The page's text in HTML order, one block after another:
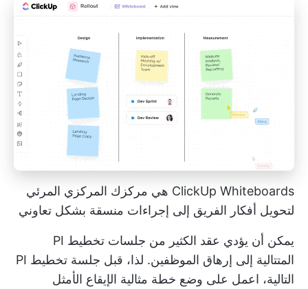
ClickUp Whiteboards هي مركزك المركزي المرئي
لتحويل أفكار الفريق إلى إجراءات منسقة بشكل تعاوني
يمكن أن يؤدي عقد الكثير من جلسات تخطيط PI
المتتالية إلى إرهاق الموظفين. لذا، قبل جلسة تخطيط PI
التالية، اعمل على وضع خطة مثالية الإيقاع الأمثل